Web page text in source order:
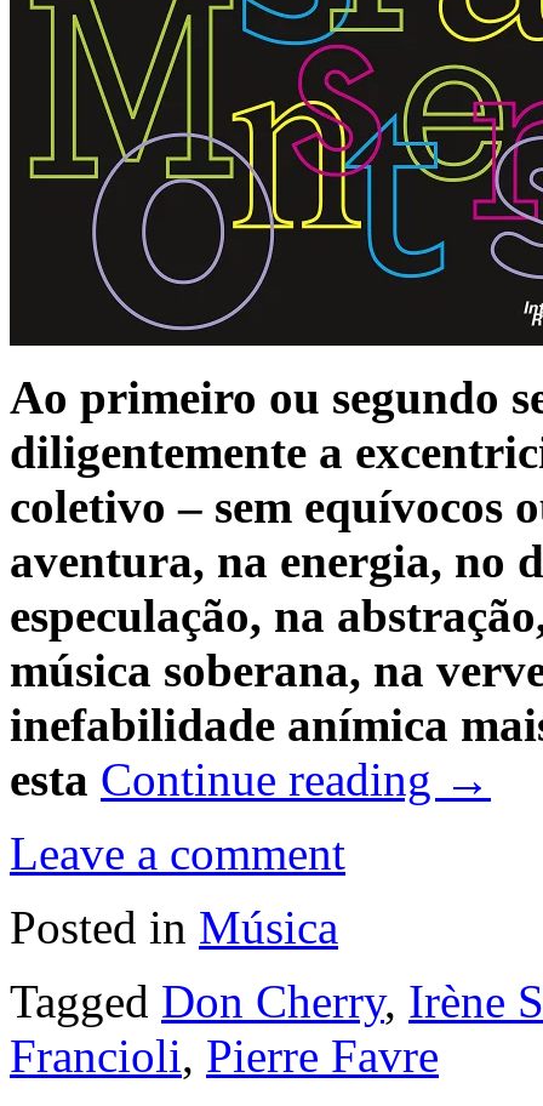
Ao primeiro ou segundo
diligentemente a
coletivo – sem equívocos
aventura, na energia, no
especulação, na
música soberana, na
inefabilidade anímica
esta Continue reading →
Leave a comment
Posted in Música
Tagged Don Cherry, Irène
Francioli, Pierre Favre